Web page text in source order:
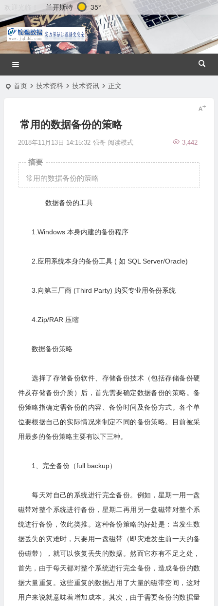
兰开斯特 35°
首页 技术资料 技术资讯 正文
常用的数据备份的策略
2018年11月13日 14:15:32 强哥 3,442
阅读模式
摘要
常用的数据备份的策略
数据备份的工具
1.Windows 本身内建的备份程序
2.应用系统本身的备份工具 ( 如 SQL Server/Oracle)
3.向第三厂商 (Third Party) 购买专业用备份系统
4.Zip/RAR 压缩
数据备份策略
选择了存储备份软件、存储备份技术（包括存储备份硬
件及存储备份介质）后，首先需要确定数据备份的策略。备
份策略指确定需备份的内容、备份时间及备份方式。各个单
位要根据自己的实际情况来制定不同的备份策略。目前被采
用最多的备份策略主要有以下三种。
1、完全备份（full backup）
每天对自己的系统进行完全备份。例如，星期一用一盘
磁带对整个系统进行备份，星期二再用另一盘磁带对整个系
统进行备份，依此类推。这种备份策略的好处是：当发生数
据丢失的灾难时，只要用一盘磁带（即灾难发生前一天的备
份磁带），就可以恢复丢失的数据。然而它亦有不足之处，
首先，由于每天都对整个系统进行完全备份，造成备份的数
据大量重复。这些重复的数据占用了大量的磁带空间，这对
用户来说就意味着增加成本。其次，由于需要备份的数据量